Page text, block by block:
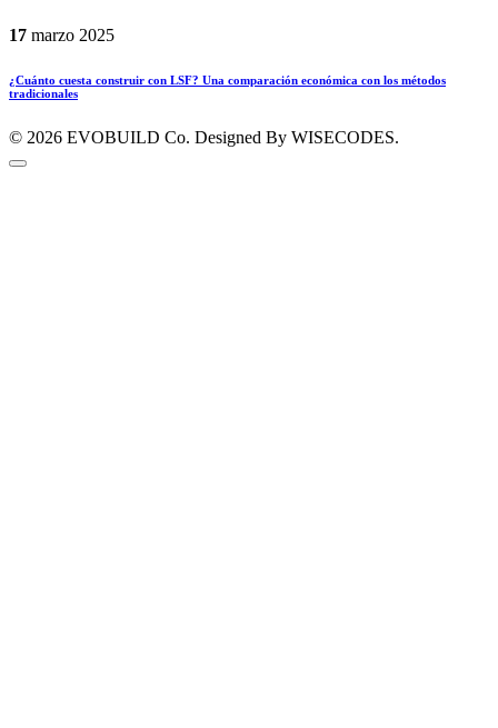
17 marzo 2025
¿Cuánto cuesta construir con LSF? Una comparación económica con los métodos
tradicionales
© 2026 EVOBUILD Co. Designed By WISECODES.